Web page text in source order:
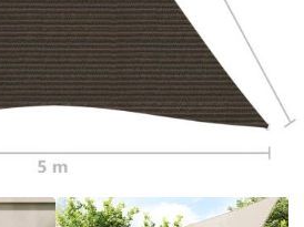
свърже с Вас в рамките на работния ден!
2.480 кг